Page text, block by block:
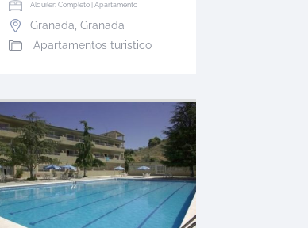
Alquiler: Completo | Apartamento
Granada Granada
Apartamentos turistico